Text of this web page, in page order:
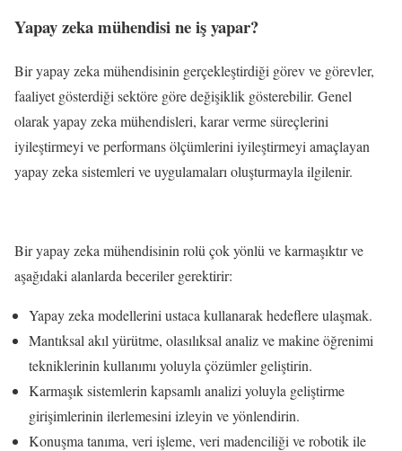
Yapay zeka mühendisi ne iş yapar?
Bir yapay zeka mühendisinin gerçekleştirdiği görev ve görevler,
faaliyet gösterdiği sektöre göre değişiklik gösterebilir. Genel
olarak yapay zeka mühendisleri, karar verme süreçlerini
iyileştirmeyi ve performans ölçümlerini iyileştirmeyi amaçlayan
yapay zeka sistemleri ve uygulamaları oluşturmayla ilgilenir.
Bir yapay zeka mühendisinin rolü çok yönlü ve karmaşıktır ve
aşağıdaki alanlarda beceriler gerektirir:
Yapay zeka modellerini ustaca kullanarak hedeflere ulaşmak.
Mantıksal akıl yürütme, olasılıksal analiz ve makine öğrenimi
tekniklerinin kullanımı yoluyla çözümler geliştirin.
Karmaşık sistemlerin kapsamlı analizi yoluyla geliştirme
girişimlerinin ilerlemesini izleyin ve yönlendirin.
Konuşma tanıma, veri işleme, veri madenciliği ve robotik ile